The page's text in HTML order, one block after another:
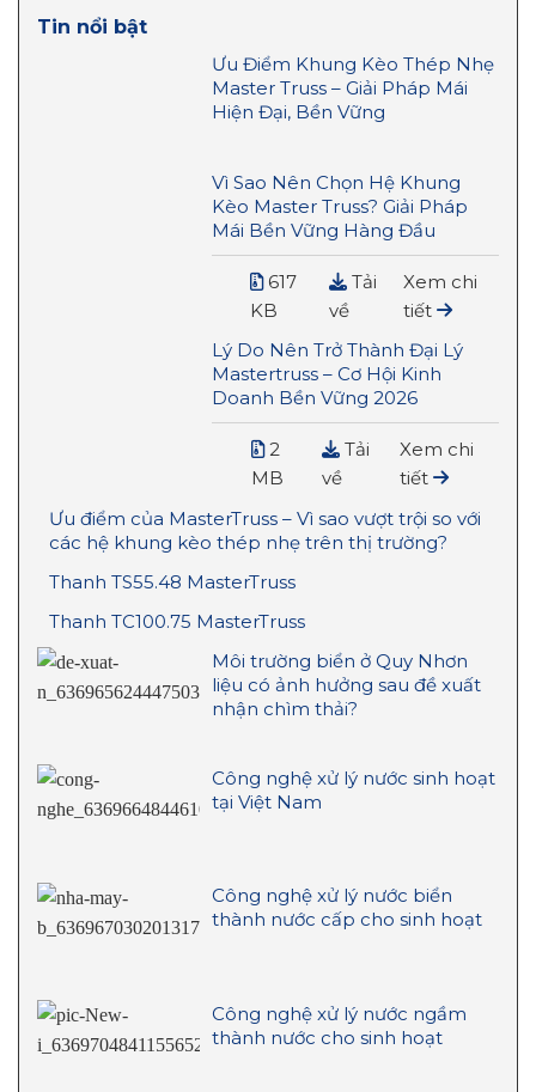
Tin nổi bật
Ưu Điểm Khung Kèo Thép Nhẹ
Master Truss – Giải Pháp Mái
Hiện Đại, Bền Vững
Vì Sao Nên Chọn Hệ Khung
Kèo Master Truss? Giải Pháp
Mái Bền Vững Hàng Đầu
617
KB
Tải
về
Xem chi
tiết
Lý Do Nên Trở Thành Đại Lý
Mastertruss – Cơ Hội Kinh
Doanh Bền Vững 2026
2
MB
Tải
về
Xem chi
tiết
Ưu điểm của MasterTruss – Vì sao vượt trội so với
các hệ khung kèo thép nhẹ trên thị trường?
Thanh TS55.48 MasterTruss
Thanh TC100.75 MasterTruss
Môi trường biển ở Quy Nhơn
liệu có ảnh hưởng sau đề xuất
nhận chìm thải?
Công nghệ xử lý nước sinh hoạt
tại Việt Nam
Công nghệ xử lý nước biển
thành nước cấp cho sinh hoạt
Công nghệ xử lý nước ngầm
thành nước cho sinh hoạt